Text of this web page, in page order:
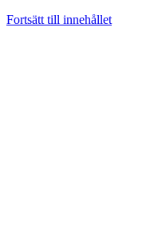
Fortsätt till innehållet